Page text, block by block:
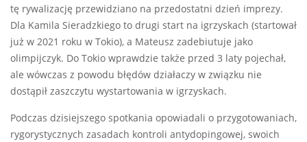
tę rywalizację przewidziano na przedostatni dzień imprezy.
Dla Kamila Sieradzkiego to drugi start na igrzyskach (startował
już w 2021 roku w Tokio), a Mateusz zadebiutuje jako
olimpijczyk. Do Tokio wprawdzie także przed 3 laty pojechał,
ale wówczas z powodu błędów działaczy w związku nie
dostąpił zaszczytu wystartowania w igrzyskach.
Podczas dzisiejszego spotkania opowiadali o przygotowaniach,
rygorystycznych zasadach kontroli antydopingowej, swoich